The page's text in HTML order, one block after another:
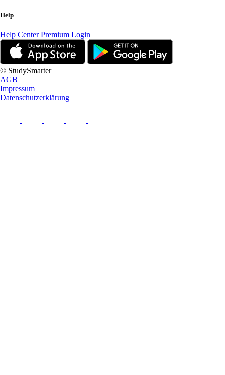
Help
Help CenterPremium Login
© StudySmarter
AGB
Impressum
Datenschutzerklärung